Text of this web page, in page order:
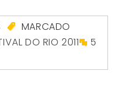
MARCADO
DO RIO 2011
5